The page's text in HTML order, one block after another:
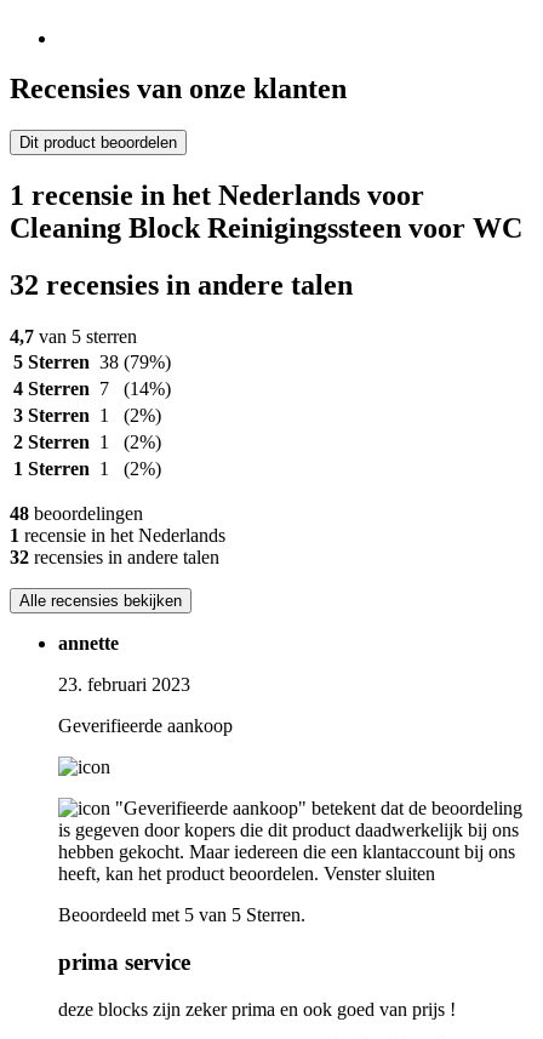
Recensies van onze klanten
Dit product beoordelen
1 recensie in het Nederlands voor
Cleaning Block Reinigingssteen voor WC
32 recensies in andere talen
4,7 van 5 sterren
5 Sterren 38 (79%)
4 Sterren 7
(14%)
3 Sterren 1
(2%)
2 Sterren 1
(2%)
1 Sterren 1 (2%)
48 beoordelingen
1 recensie in het Nederlands
32 recensies in andere talen
Alle recensies bekijken
annette
23. februari 2023
Geverifieerde aankoop
"Geverifieerde aankoop" betekent dat de beoordeling
is gegeven door kopers die dit product daadwerkelijk bij ons
hebben gekocht. Maar iedereen die een klantaccount bij ons
heeft, kan het product beoordelen. Venster sluiten
Beoordeeld met 5 van 5 Sterren.
prima service
deze blocks zijn zeker prima en ook goed van prijs !